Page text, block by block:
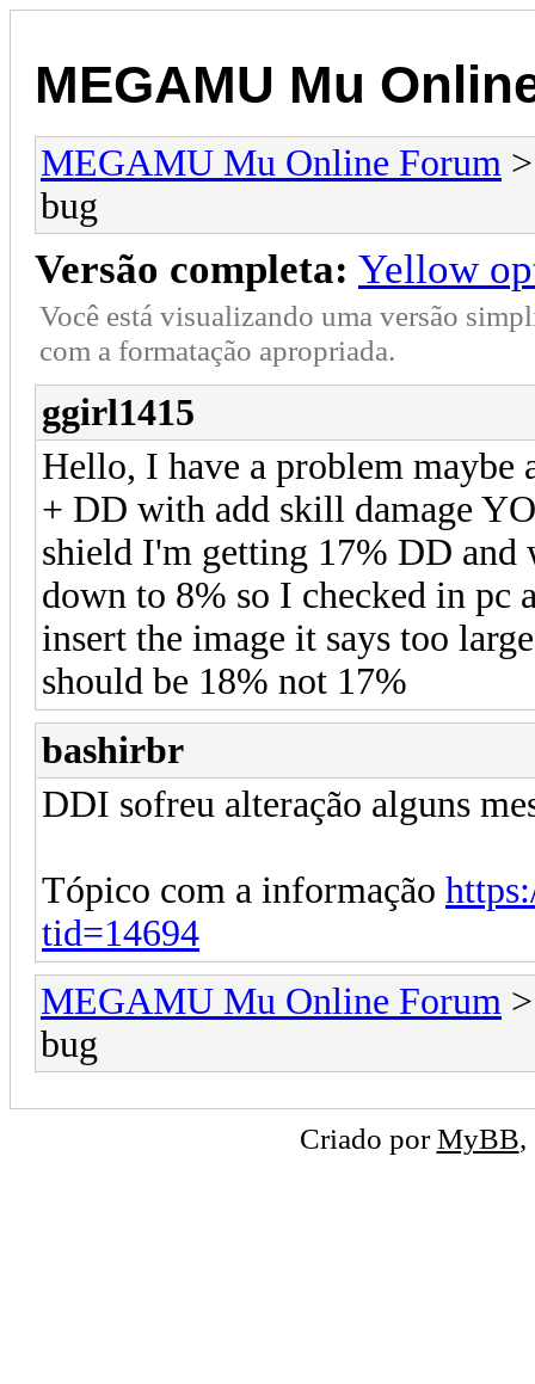
MEGAMU Mu
MEGAMU Mu Online Forum
bug
Versão completa: Yellow
Você está visualizando uma versão
com a formatação apropriada.
ggirl1415
Hello, I have a problem maybe
+ DD with add skill damage
shield I'm getting 17% DD and
down to 8% so I checked in pc
insert the image it says too
should be 18% not 17%
bashirbr
DDI sofreu alteração alguns
Tópico com a informação
tid=14694
MEGAMU Mu Online Forum
bug
Criado porMyBB,